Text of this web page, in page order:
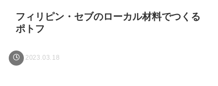
フィリピン・セブのローカル材料でつくる
ポトフ
2023.03.18